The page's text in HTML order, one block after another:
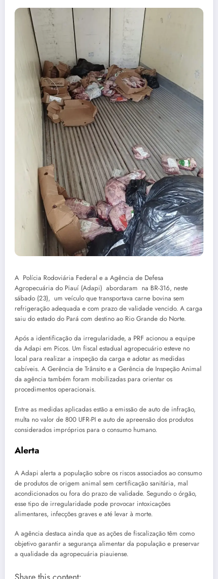
A Polícia Rodoviária Federal e a Agência de Defesa
Agropecuária do Piauí (Adapi) abordaram na BR-316, neste
sábado (23), um veículo que transportava carne bovina sem
refrigeração adequada e com prazo de validade vencido. A carga
saiu do estado do Pará com destino ao Rio Grande do Norte.
Após a identificação da irregularidade, a PRF acionou a equipe
da Adapi em Picos. Um fiscal estadual agropecuário esteve no
local para realizar a inspeção da carga e adotar as medidas
cabíveis. A Gerência de Trânsito e a Gerência de Inspeção Animal
da agência também foram mobilizadas para orientar os
procedimentos operacionais.
Entre as medidas aplicadas estão a emissão de auto de infração,
multa no valor de 800 UFR-PI e auto de apreensão dos produtos
considerados impróprios para o consumo humano.
Alerta
A Adapi alerta a população sobre os riscos associados ao consumo
de produtos de origem animal sem certificação sanitária, mal
acondicionados ou fora do prazo de validade. Segundo o órgão,
esse tipo de irregularidade pode provocar intoxicações
alimentares, infecções graves e até levar à morte.
A agência destaca ainda que as ações de fiscalização têm como
objetivo garantir a segurança alimentar da população e preservar
a qualidade da agropecuária piauiense.